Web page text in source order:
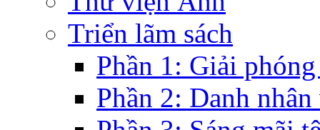
Triển lãm sách
Phần 1: Giải
Phần 2: Danh nhân